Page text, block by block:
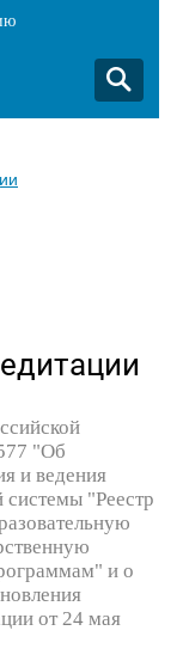
"Об
и ведения
"Реестр
и о
от 24 мая